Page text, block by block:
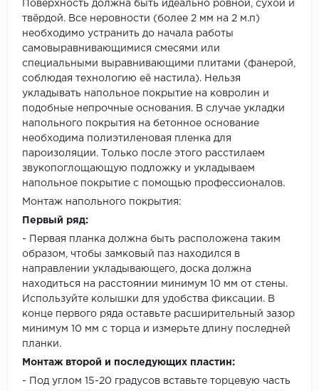
Поверхность должна быть идеально ровной, сухой и
твёрдой. Все неровности (более 2 мм на 2 м.п)
необходимо устранить до начала работы
самовыравнивающимися смесями или
специальными выравнивающими плитами (фанерой,
соблюдая технологию её настила). Нельзя
укладывать напольное покрытие на ковролин и
подобные непрочные основания. В случае укладки
напольного покрытия на бетонное основание
необходима полиэтиленовая пленка для
пароизоляции. Только после этого расстилаем
звукопоглощающую подложку и укладываем
напольное покрытие с помощью профессионалов.
Монтаж напольного покрытия:
Первый ряд:
- Первая планка должна быть расположена таким
образом, чтобы замковый паз находился в
направлении укладывающего, доска должна
находиться на расстоянии минимум 10 мм от стены.
Используйте колышки для удобства фиксации. В
конце первого ряда оставьте расширительный зазор
минимум 10 мм с торца и измерьте длину последней
планки.
Монтаж второй и последующих пластин:
- Под углом 15-20 градусов вставьте торцевую часть